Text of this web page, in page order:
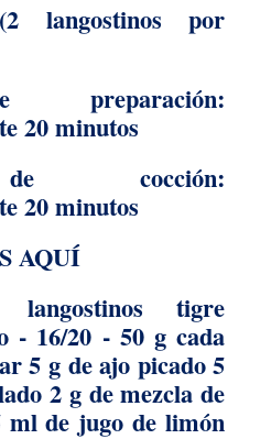
langostinos por
preparación:
20 minutos
cocción:
20 minutos
AQUÍ
langostinos tigre
- 16/20 - 50 g cada
5 g de ajo picado 5
2 g de mezcla de
de jugo de limón